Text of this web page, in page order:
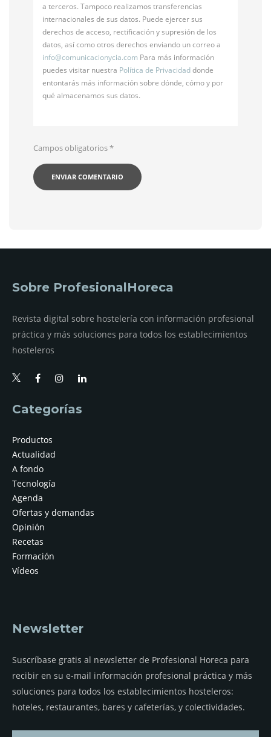
a terceros. Tampoco realizamos transferencias
internacionales de sus datos. Puede ejercer sus
derechos de acceso, rectificación y supresión de los
datos, así como otros derechos enviando un correo a
info@comunicacionycia.com Para más información
puedes visitar nuestra Política de Privacidaddonde
entontarás más información sobre dónde, cómo y por
qué almacenamos sus datos.
Campos obligatorios*
Sobre ProfesionalHoreca
Revista digital sobre hostelería con información profesional
práctica y más soluciones para todos los establecimientos
hosteleros
Categorías
Productos
Actualidad
A fondo
Tecnología
Agenda
Ofertas y demandas
Opinión
Recetas
Formación
Vídeos
Newsletter
Suscríbase gratis al newsletter de Profesional Horeca para
recibir en su e-mail información profesional práctica y más
soluciones para todos los establecimientos hosteleros:
hoteles, restaurantes, bares y cafeterías, y colectividades.